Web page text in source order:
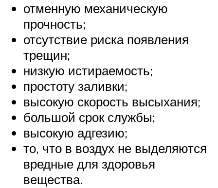
отменную механическую
прочность;
отсутствие риска появления
трещин;
низкую истираемость;
простоту заливки;
высокую скорость высыхания;
большой срок службы;
высокую адгезию;
то, что в воздух не выделяются
вредные для здоровья
вещества.